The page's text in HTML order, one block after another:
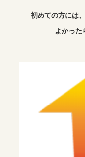
初めての方には
よかっ